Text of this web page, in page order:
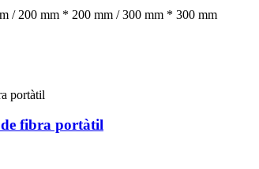
/ 200 mm * 200 mm / 300 mm * 300 mm
fibra portàtil